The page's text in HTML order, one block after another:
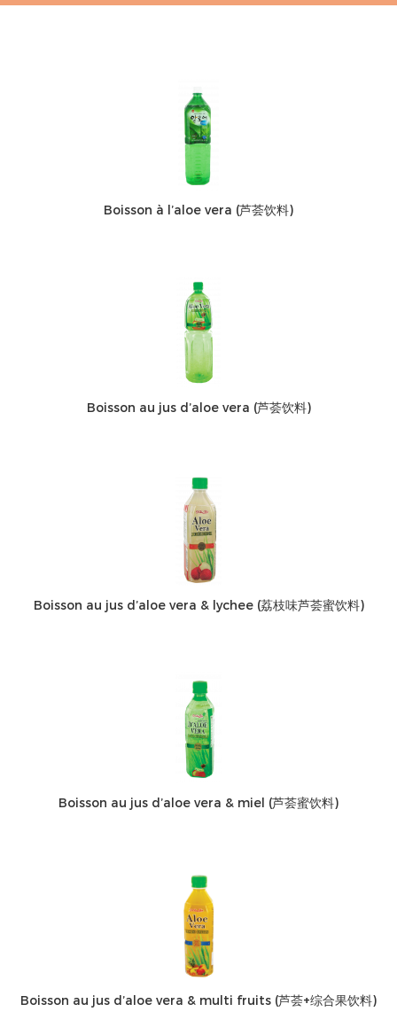
Boisson à l’aloe vera (芦荟饮料)
Boisson au jus d’aloe vera (芦荟饮料)
Boisson au jus d’aloe vera & lychee (荔枝味芦荟蜜饮料)
Boisson au jus d’aloe vera & miel (芦荟蜜饮料)
Boisson au jus d’aloe vera & multi fruits (芦荟+综合果饮料)